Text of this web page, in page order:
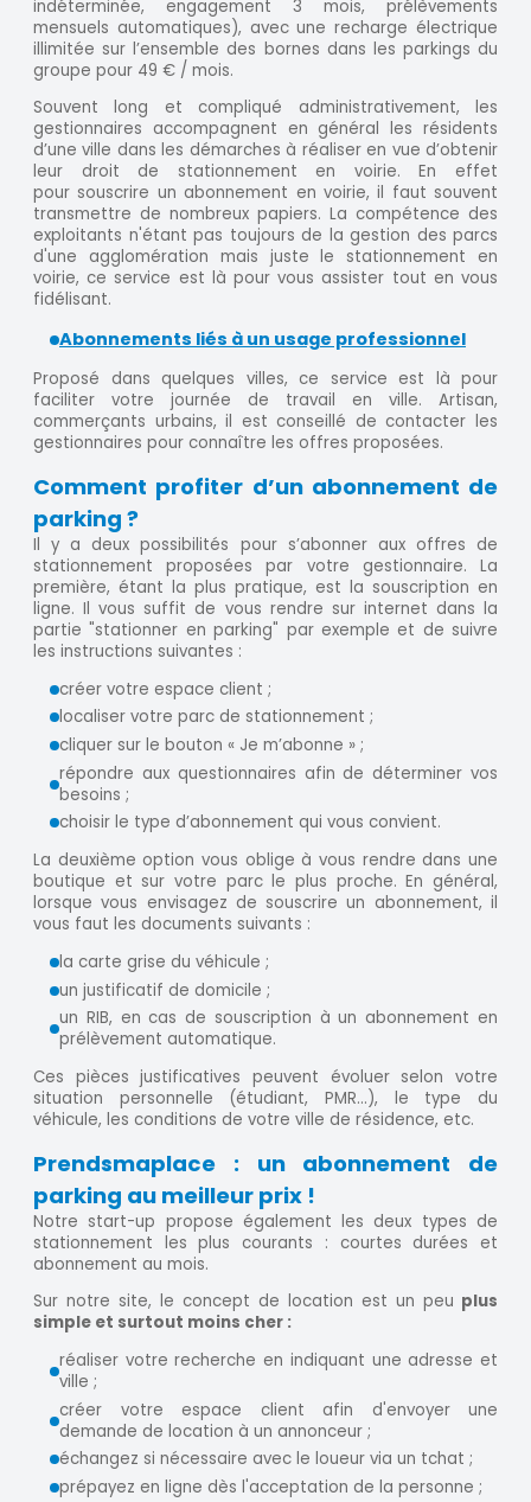
indéterminée, engagement 3 mois, prélèvements
mensuels automatiques), avec une recharge électrique
illimitée sur l’ensemble des bornes dans les parkings du
groupe pour 49 € / mois.
Souvent long et compliqué administrativement, les
gestionnaires accompagnent en général les résidents
d’une ville dans les démarches à réaliser en vue d’obtenir
leur droit de stationnement en voirie. En effet
pour souscrire un abonnement en voirie, il faut souvent
transmettre de nombreux papiers. La compétence des
exploitants n'étant pas toujours de la gestion des parcs
d'une agglomération mais juste le stationnement en
voirie, ce service est là pour vous assister tout en vous
fidélisant.
Abonnements liés à un usage professionnel
Proposé dans quelques villes, ce service est là pour
faciliter votre journée de travail en ville. Artisan,
commerçants urbains, il est conseillé de contacter les
gestionnaires pour connaître les offres proposées.
Comment profiter d’un abonnement de
parking ?
Il y a deux possibilités pour s’abonner aux offres de
stationnement proposées par votre gestionnaire. La
première, étant la plus pratique, est la souscription en
ligne. Il vous suffit de vous rendre sur internet dans la
partie "stationner en parking" par exemple et de suivre
les instructions suivantes :
créer votre espace client ;
localiser votre parc de stationnement ;
cliquer sur le bouton « Je m’abonne » ;
répondre aux questionnaires afin de déterminer vos
besoins ;
choisir le type d’abonnement qui vous convient.
La deuxième option vous oblige à vous rendre dans une
boutique et sur votre parc le plus proche. En général,
lorsque vous envisagez de souscrire un abonnement, il
vous faut les documents suivants :
la carte grise du véhicule ;
un justificatif de domicile ;
un RIB, en cas de souscription à un abonnement en
prélèvement automatique.
Ces pièces justificatives peuvent évoluer selon votre
situation personnelle (étudiant, PMR…), le type du
véhicule, les conditions de votre ville de résidence, etc.
Prendsmaplace : un abonnement de
parking au meilleur prix !
Notre start-up propose également les deux types de
stationnement les plus courants : courtes durées et
abonnement au mois.
Sur notre site, le concept de location est un peu plus
simple et surtout moins cher :
réaliser votre recherche en indiquant une adresse et
ville ;
créer votre espace client afin d'envoyer une
demande de location à un annonceur ;
échangez si nécessaire avec le loueur via un tchat ;
prépayez en ligne dès l'acceptation de la personne ;